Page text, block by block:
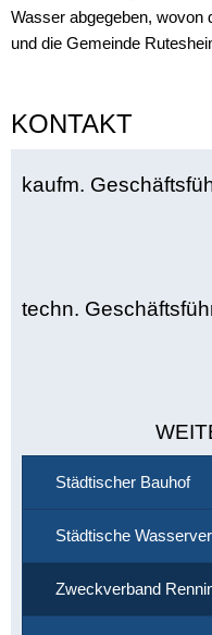
Wasser abgegeben, wovon
und die Gemeinde
KONTAKT
kaufm.
techn.
Städtischer Bauhof
Städtische
Zweckverband